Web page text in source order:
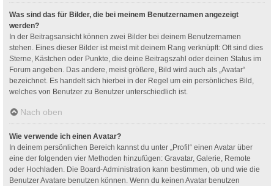
Was sind das für Bilder, die bei meinem Benutzernamen angezeigt
werden?
In der Beitragsansicht können zwei Bilder bei deinem Benutzernamen
stehen. Eines dieser Bilder ist meist mit deinem Rang verknüpft: Oft sind dies
Sterne, Kästchen oder Punkte, die deine Beitragszahl oder deinen Status im
Forum angeben. Das andere, meist größere, Bild wird auch als „Avatar“
bezeichnet. Es handelt sich hierbei in der Regel um ein persönliches Bild,
welches von Benutzer zu Benutzer unterschiedlich ist.
Nach oben
Wie verwende ich einen Avatar?
In deinem persönlichen Bereich kannst du unter „Profil“ einen Avatar über
eine der folgenden vier Methoden hinzufügen: Gravatar, Galerie, Remote
oder Hochladen. Die Board-Administration kann bestimmen, ob und wie die
Benutzer Avatare benutzen können. Wenn du keinen Avatar benutzen